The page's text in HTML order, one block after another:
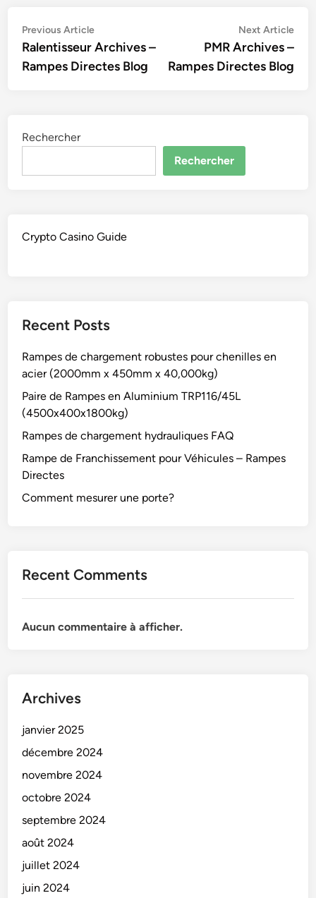
Navigation
de
l’article
Previous ArticlePrevious
article:
Ralentisseur Archives –
Rampes Directes Blog
Next Article
PMR Archives –
Rampes Directes Blog
Rechercher
Rechercher
Crypto Casino Guide
Recent Posts
Rampes de chargement robustes pour chenilles en
acier (2000mm x 450mm x 40,000kg)
Paire de Rampes en Aluminium TRP116/45L
(4500x400x1800kg)
Rampes de chargement hydrauliques FAQ
Rampe de Franchissement pour Véhicules – Rampes
Directes
Comment mesurer une porte?
Recent Comments
Aucun commentaire à afficher.
Archives
janvier 2025
décembre 2024
novembre 2024
octobre 2024
septembre 2024
août 2024
juillet 2024
juin 2024